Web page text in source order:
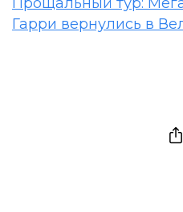
Гарри вернулись в